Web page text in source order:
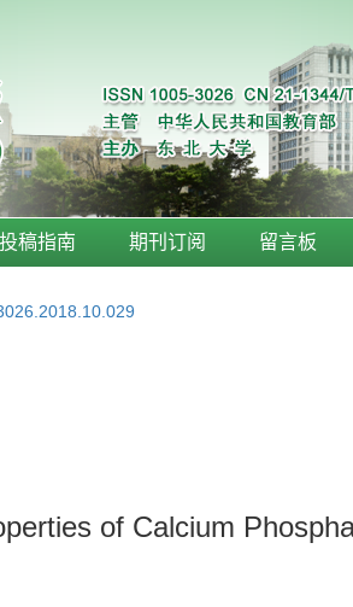
投稿指南 期刊订阅 留言板
of Calcium